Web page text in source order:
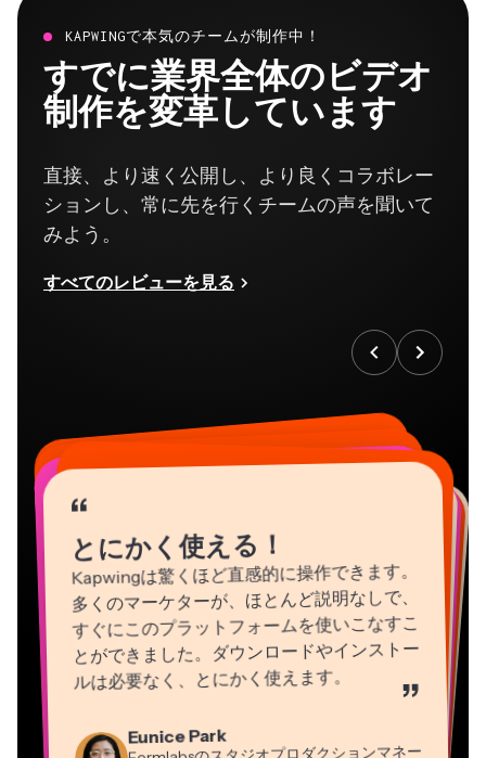
KAPWINGで本気のチームが制作中！
すでに業界全体のビデオ
制作を変革しています
直接、より速く公開し、より良くコラボレー
ションし、常に先を行くチームの声を聞いて
みよう。
すべてのレビューを見る
“
とにかく使える！
Kapwingは驚くほど直感的に操作できます。
多くのマーケターが、ほとんど説明なしで、
すぐにこのプラットフォームを使いこなすこ
とができました。ダウンロードやインストー
ルは必要なく、とにかく使えます。 ”
Eunice Park
“
“
Panos Papagapiou
““
Martin James
動画エディター
Heidi Rae
“
コンサルタント
“